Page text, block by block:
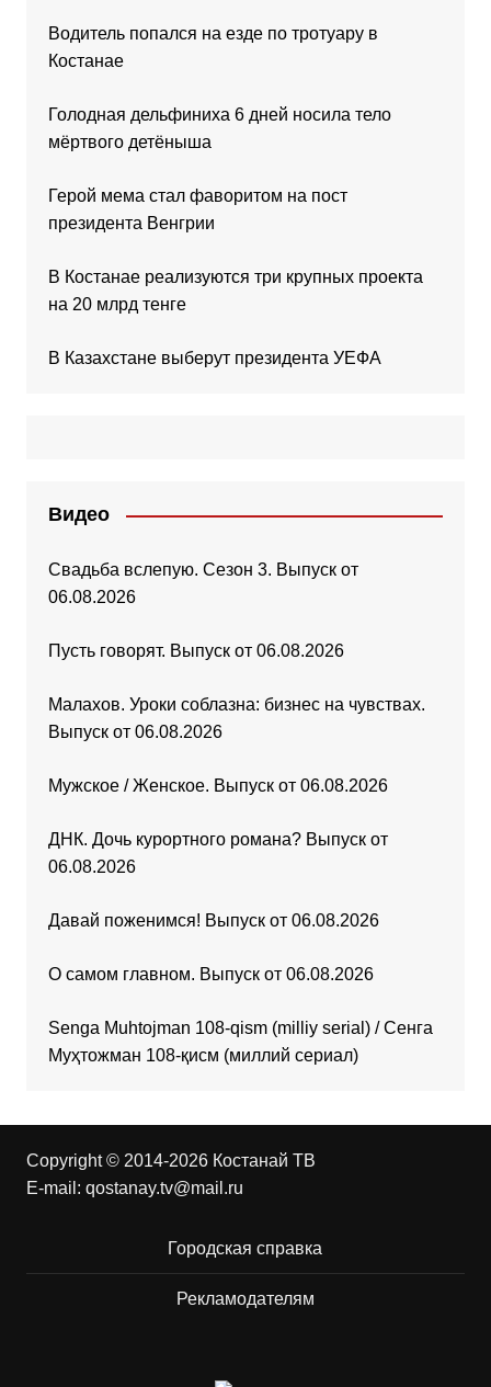
Водитель попался на езде по тротуару в
Костанае
Голодная дельфиниха 6 дней носила тело
мёртвого детёныша
Герой мема стал фаворитом на пост
президента Венгрии
В Костанае реализуются три крупных проекта
на 20 млрд тенге
В Казахстане выберут президента УЕФА
Видео
Свадьба вслепую. Сезон 3. Выпуск от
06.08.2026
Пусть говорят. Выпуск от 06.08.2026
Малахов. Уроки соблазна: бизнес на чувствах.
Выпуск от 06.08.2026
Мужское / Женское. Выпуск от 06.08.2026
ДНК. Дочь курортного романа? Выпуск от
06.08.2026
Давай поженимся! Выпуск от 06.08.2026
О самом главном. Выпуск от 06.08.2026
Senga Muhtojman 108-qism (milliy serial) / Сенга
Муҳтожман 108-қисм (миллий сериал)
Copyright © 2014-2026 Костанай ТВ
E-mail: qostanay.tv@mail.ru
Городская справка
Рекламодателям